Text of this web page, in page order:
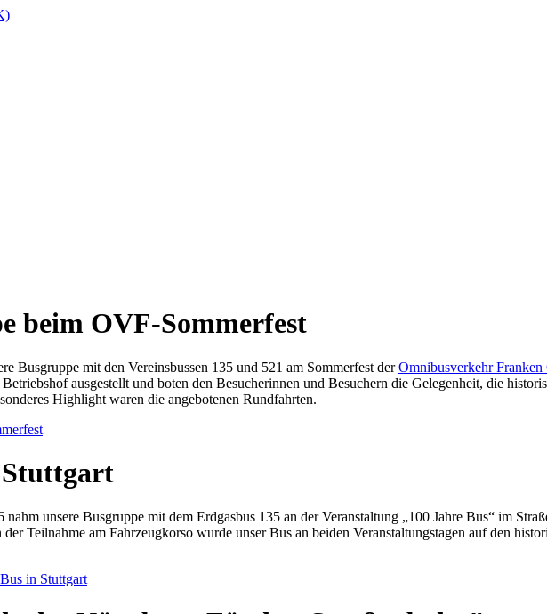
beim OVF-Sommerfest
Busgruppe mit den Vereinsbussen 135 und 521 am Sommerfest derOmnibusverkehr Franken
ausgestellt und boten den Besucherinnen und Besuchern die Gelegenheit, die
Highlight waren die angebotenen Rundfahrten.
Stuttgart
unsere Busgruppe mit dem Erdgasbus 135 an der Veranstaltung „100 Jahre Bus“ im
Teilnahme am Fahrzeugkorso wurde unser Bus an beiden Veranstaltungstagen auf den
in Stuttgart